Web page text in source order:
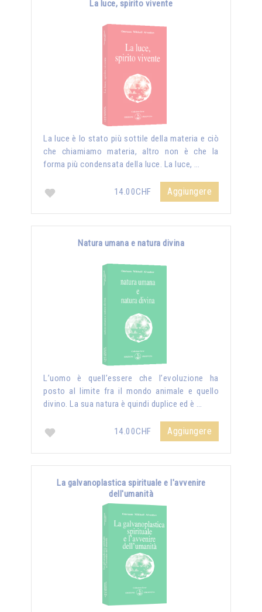
La luce, spirito vivente
La luce è lo stato più sottile della materia e ciò
che chiamiamo materia, altro non è che la
forma più condensata della luce. La luce, …
14.00CHF Aggiungere
Natura umana e natura divina
L’uomo è quell’essere che l’evoluzione ha
posto al limite fra il mondo animale e quello
divino. La sua natura è quindi duplice ed è …
14.00CHF Aggiungere
La galvanoplastica spirituale e l'avvenire
dell'umanità